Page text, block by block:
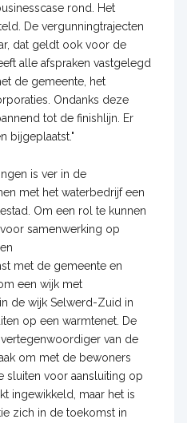
rond. Het
De vergunningtrajecten
dat geldt ook voor de
alle afspraken vastgelegd
de gemeente, het
Ondanks deze
tot de finishlijn. Er
bijgeplaatst."
is ver in de
met het waterbedrijf een
Om een rol te kunnen
samenwerking op
met de gemeente en
een wijk met
de wijk Selwerd-Zuid in
op een warmtenet. De
van de
om met de bewoners
sluiten voor aansluiting op
ingewikkeld, maar het is
zich in de toekomst in